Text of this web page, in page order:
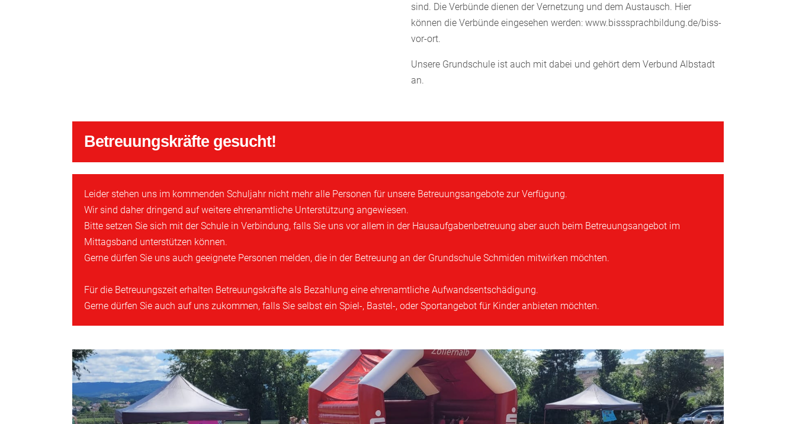
sind. Die Verbünde dienen der Vernetzung und dem Austausch. Hier
können die Verbünde eingesehen werden: www.bisssprachbildung.de/biss-
vor-ort.
Unsere Grundschule ist auch mit dabei und gehört dem Verbund Albstadt
an.
Betreuungskräfte gesucht!
Leider stehen uns im kommenden Schuljahr nicht mehr alle Personen für unsere Betreuungsangebote zur Verfügung.
Wir sind daher dringend auf weitere ehrenamtliche Unterstützung angewiesen.
Bitte setzen Sie sich mit der Schule in Verbindung, falls Sie uns vor allem in der Hausaufgabenbetreuung aber auch beim Betreuungsangebot im
Mittagsband unterstützen können.
Gerne dürfen Sie uns auch geeignete Personen melden, die in der Betreuung an der Grundschule Schmiden mitwirken möchten.
Für die Betreuungszeit erhalten Betreuungskräfte als Bezahlung eine ehrenamtliche Aufwandsentschädigung.
Gerne dürfen Sie auch auf uns zukommen, falls Sie selbst ein Spiel-, Bastel-, oder Sportangebot für Kinder anbieten möchten.